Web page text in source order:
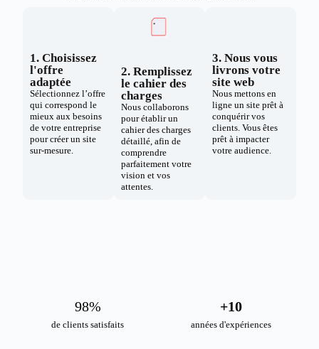
1. Choisissez
l'offre
adaptée
Sélectionnez l’offre
qui correspond le
mieux aux besoins
de votre entreprise
pour créer un site
sur-mesure.
2. Remplissez
le cahier des
charges
Nous collaborons
pour établir un
cahier des charges
détaillé, afin de
comprendre
parfaitement votre
vision et vos
attentes.
3. Nous vous
livrons votre
site web
Nous mettons en
ligne un site prêt à
conquérir vos
clients. Vous êtes
prêt à impacter
votre audience.
de clients satisfaits
98%
années d'expériences
+10